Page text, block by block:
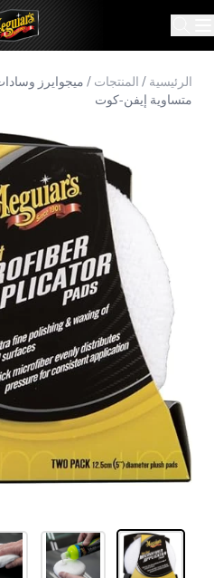
الرئيسية / المنتجات / ميجوايرز
متساوية إيفن-كوت